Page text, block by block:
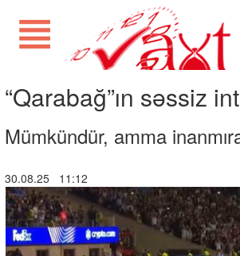
“Qarabağ”ın səssiz
Mümkündür, amma
30.08.25 11:12